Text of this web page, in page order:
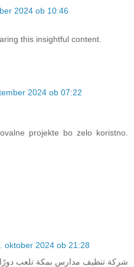
2024 ob 10:46
this insightful content.
2024 ob 07:22
projekte bo zelo koristno.
5. oktober 2024 ob 21:28
شركة تنظيف مدارس بمكة تلعب دورًا